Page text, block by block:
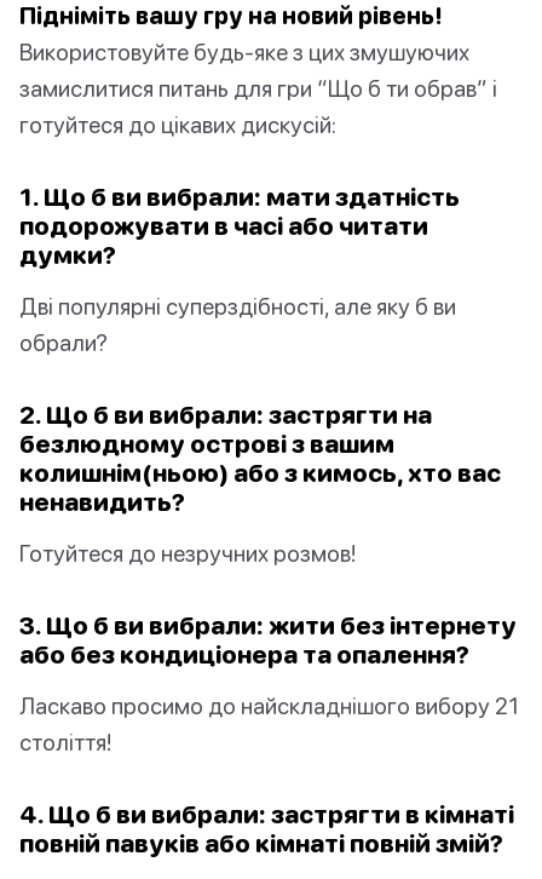
Підніміть вашу гру на новий рівень!
Використовуйте будь-яке з цих змушуючих
замислитися питань для гри “Що б ти обрав” і
готуйтеся до цікавих дискусій:
1. Що б ви вибрали: мати здатність
подорожувати в часі або читати
думки?
Дві популярні суперздібності, але яку б ви
обрали?
2. Що б ви вибрали: застрягти на
безлюдному острові з вашим
колишнім(ньою) або з кимось, хто вас
ненавидить?
Готуйтеся до незручних розмов!
3. Що б ви вибрали: жити без інтернету
або без кондиціонера та опалення?
Ласкаво просимо до найскладнішого вибору 21
століття!
4. Що б ви вибрали: застрягти в кімнаті
повній павуків або кімнаті повній змій?